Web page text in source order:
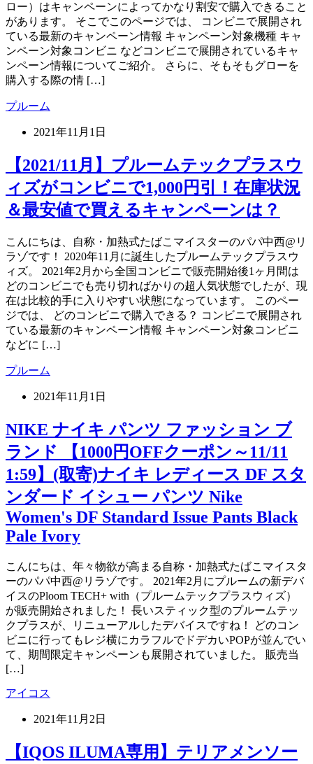
ロー）はキャンペーンによってかなり割安で購入できること
があります。 そこでこのページでは、 コンビニで展開され
ている最新のキャンペーン情報 キャンペーン対象機種 キャ
ンペーン対象コンビニ などコンビニで展開されているキャ
ンペーン情報についてご紹介。 さらに、そもそもグローを
購入する際の情 […]
プルーム
2021年11月1日
【2021/11月】プルームテックプラスウ
ィズがコンビニで1,000円引！在庫状況
＆最安値で買えるキャンペーンは？
こんにちは、自称・加熱式たばこマイスターのパパ中西@リ
ラゾです！ 2020年11月に誕生したプルームテックプラスウ
ィズ。 2021年2月から全国コンビニで販売開始後1ヶ月間は
どのコンビニでも売り切ればかりの超人気状態でしたが、現
在は比較的手に入りやすい状態になっています。 このペー
ジでは、 どのコンビニで購入できる？ コンビニで展開され
ている最新のキャンペーン情報 キャンペーン対象コンビニ
などに […]
プルーム
2021年11月1日
NIKE ナイキ パンツ ファッション ブ
ランド 【1000円OFFクーポン～11/11
1:59】(取寄)ナイキ レディース DF スタ
ンダード イシュー パンツ Nike
Women's DF Standard Issue Pants Black
Pale Ivory
こんにちは、年々物欲が高まる自称・加熱式たばこマイスタ
ーのパパ中西@リラゾです。 2021年2月にプルームの新デバ
イスのPloom TECH+ with（プルームテックプラスウィズ）
が販売開始されました！ 長いスティック型のプルームテッ
クプラスが、リニューアルしたデバイスですね！ どのコン
ビニに行ってもレジ横にカラフルでドデカいPOPが並んでい
て、期間限定キャンペーンも展開されていました。 販売当
[…]
アイコス
2021年11月2日
【IQOS ILUMA専用】テリアメンソー